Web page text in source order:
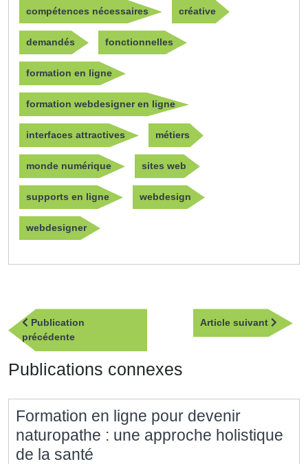
compétences nécessaires créative
demandés fonctionnelles
formation en ligne
formation webdesigner en ligne
interfaces attractives métiers
monde numérique sites web
supports en ligne webdesign
webdesigner
Navigation
de
l’article
Publication
précédentePublication
précédente
Article suivant
Article
Publications connexes
Formation en ligne pour devenir
naturopathe : une approche holistique
de la santé